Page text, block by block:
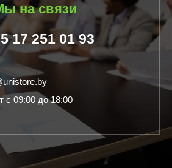
на связи
17 251 01 93
с 09:00 до 18:00